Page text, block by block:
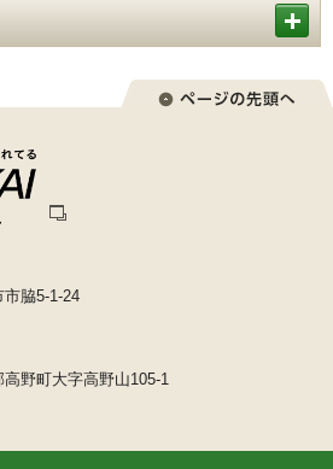
脇5-1-24
野町大字高野山105-1